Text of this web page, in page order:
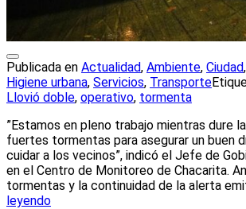
Publicada en Actualidad, Ambiente, Ciudad,
Higiene urbana, Servicios, Transporte
Llovió doble, operativo, tormenta
”Estamos en pleno trabajo mientras dure
fuertes tormentas para asegurar un buen
cuidar a los vecinos”, indicó el Jefe de
en el Centro de Monitoreo de Chacarita.
tormentas y la continuidad de la alerta
leyendo